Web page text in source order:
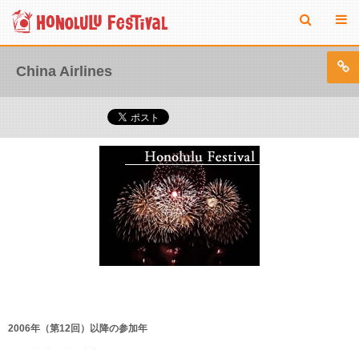
China Airlines
2006年（第12回）以降の参加年